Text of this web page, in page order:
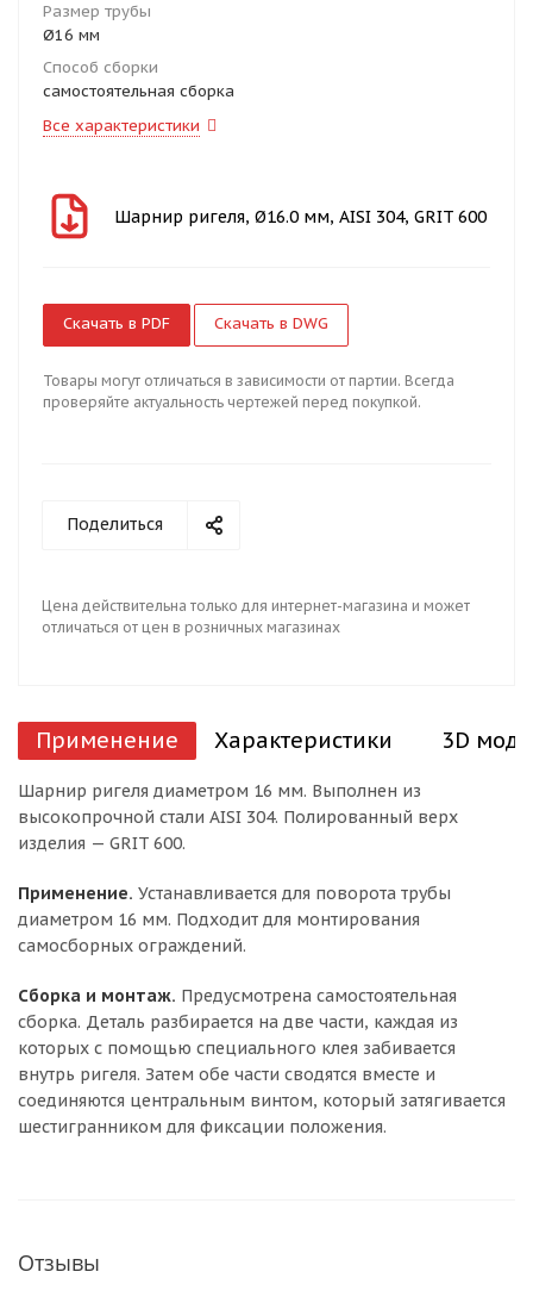
Размер трубы
Ø16 мм
Способ сборки
самостоятельная сборка
Все характеристики
Шарнир ригеля, Ø16.0 мм, AISI 304, GRIT 600
Скачать в PDF Скачать в DWG
Товары могут отличаться в зависимости от партии. Всегда
проверяйте актуальность чертежей перед покупкой.
Поделиться
Цена действительна только для интернет-магазина и может
отличаться от цен в розничных магазинах
Применение Характеристики 3D
Шарнир ригеля диаметром 16 мм. Выполнен из
высокопрочной стали AISI 304. Полированный верх
изделия — GRIT 600.
Применение. Устанавливается для поворота трубы
диаметром 16 мм. Подходит для монтирования
самосборных ограждений.
Сборка и монтаж. Предусмотрена самостоятельная
сборка. Деталь разбирается на две части, каждая из
которых с помощью специального клея забивается
внутрь ригеля. Затем обе части сводятся вместе и
соединяются центральным винтом, который затягивается
шестигранником для фиксации положения.
Отзывы